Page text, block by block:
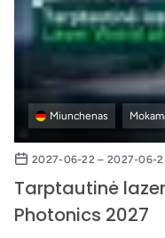
Miunchenas
2027-06-22 – 2027-06-
Tarptautinė
Photonics 2027